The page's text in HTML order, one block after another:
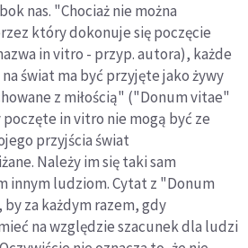
nas. "Chociaż nie można
który dokonuje się poczęcie
in vitro - przyp. autora), każde
świat ma być przyjęte jako żywy
z miłością" ("Donum vitae"
poczęte in vitro nie mogą być ze
przyjścia świat
Należy im się taki sam
innym ludziom. Cytat z "Donum
za każdym razem, gdy
na względzie szacunek dla ludzi